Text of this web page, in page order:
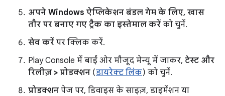
अपने Windows ऐप्लिकेशन बंडल गेम के लिए, खास
तौर पर बनाए गए ट्रैक का इस्तेमाल करें को चुनें.
सेव करें पर क्लिक करें.
Play Console में बाईं ओर मौजूद मेन्यू में जाकर, टेस्ट और
रिलीज़ > प्रोडक्शन (डायरेक्ट लिंक) को चुनें.
प्रोडक्शन पेज पर, डिवाइस के साइज़, डाइमेंशन या